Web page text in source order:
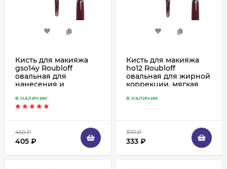
Кисть для макияжа
gso14y Roubloff
овальная для
нанесения и
синтетика имитация
козы
В НАЛИЧИИ
450₽
405 ₽
Кисть для макияжа
ho12 Roubloff
овальная для жирной
коррекции, мягкая
В НАЛИЧИИ
370₽
333 ₽